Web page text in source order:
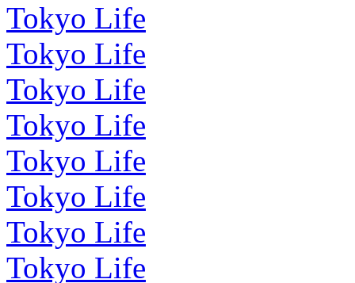
Tokyo Life
Tokyo Life
Tokyo Life
Tokyo Life
Tokyo Life
Tokyo Life
Tokyo Life
Tokyo Life